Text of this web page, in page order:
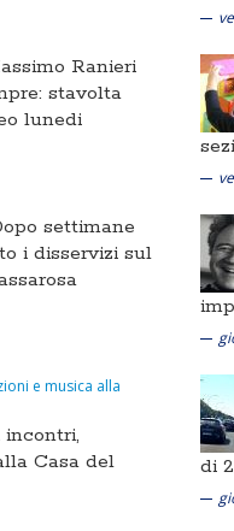
Ranieri
stavolta
lunedi
settimane
i disservizi sul
incontri,
Casa del
di